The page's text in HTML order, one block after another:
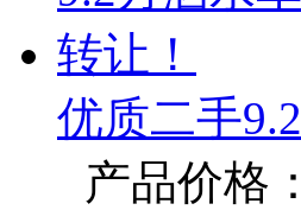
优质二手
产品价格